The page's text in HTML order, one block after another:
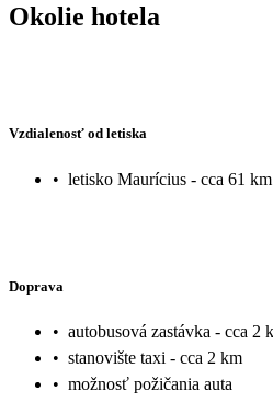
Okolie hotela
Vzdialenosť od letiska
• letisko Maurícius - cca 61 km
Doprava
• autobusová zastávka - cca 2
• stanovište taxi - cca 2 km
• možnosť požičania auta